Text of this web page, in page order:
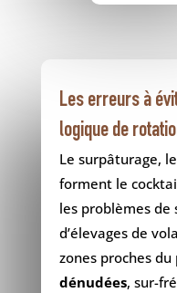
Les erreurs à
logique de
Le surpâturage,
forment le
les problèmes de
d’élevages de
zones proches
dénudées, sur-